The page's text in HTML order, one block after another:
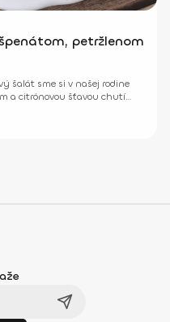
petržlenom
šalát sme si v našej rodine
a citrónovou šťavou chutí